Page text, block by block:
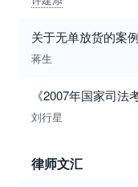
关于无单放货的案
蒋生
《2007年国家司法
刘行星
律师文汇